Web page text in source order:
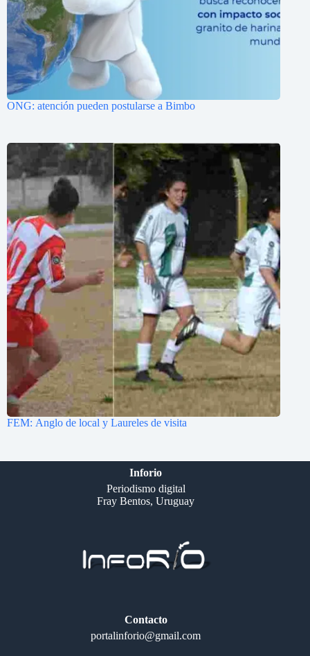
ONG: atención pueden postularse a Bimbo
FEM: Anglo de local y Laureles de visita
Inforio
Periodismo digital
Fray Bentos, Uruguay
Contacto
portalinforio@gmail.com